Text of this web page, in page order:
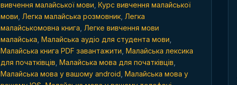
вивчення малайської мови Курс вивчення малайської
мови Легка малайська розмовник Легка
малайськомовна книга Легке вивчення мови
малайська Малайська аудіо для студента мови
Малайська книга PDF завантажити Малайська лексика
для початківців Малайська мова для початківців
Малайська мова у вашому android Малайська мова у